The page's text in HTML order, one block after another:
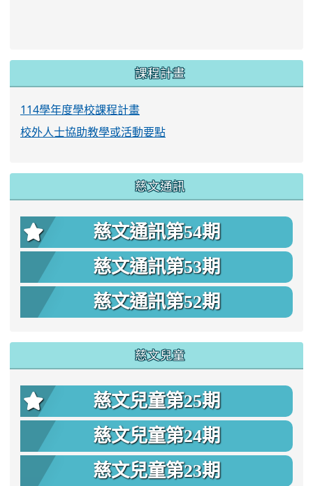
課程計畫
114學年度學校課程計畫
校外人士協助教學或活動要點
慈文通訊
慈文通訊第54期
慈文通訊第53期
慈文通訊第52期
慈文兒童
慈文兒童第25期
慈文兒童第24期
慈文兒童第23期